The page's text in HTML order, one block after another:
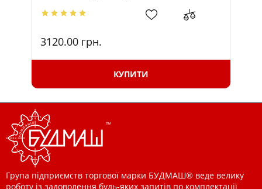
3120.00 грн.
КУПИТИ
Група підприємств торгової марки БУДМАШ® веде велику
роботу із задоволення будь-яких запитів по комплектації